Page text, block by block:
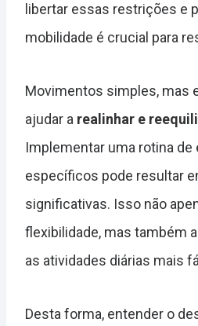
libertar essas restrições e
mobilidade é crucial para
Movimentos simples, mas
ajudar a realinhar e
Implementar uma rotina de
específicos pode resultar
significativas. Isso não
flexibilidade, mas também
as atividades diárias mais
Desta forma, entender o